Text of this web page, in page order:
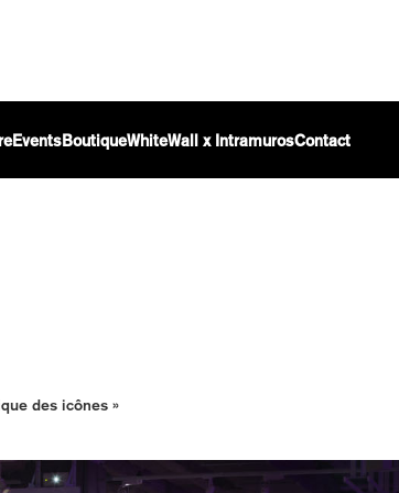
EventsBoutiqueWhiteWall x IntramurosContact
des icônes »